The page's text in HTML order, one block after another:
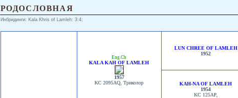
РОДОСЛОВНАЯ
Инбридинги: Kala Khris of Lamleh: 3:4;
Eng.Ch
KALA KAH OF LAMLEH
1957
KC 2095AQ, Триколор
LUN CHREE OF LAMLEH
1952
KAH-NA OF LAMLEH
1954
KC 125AP,